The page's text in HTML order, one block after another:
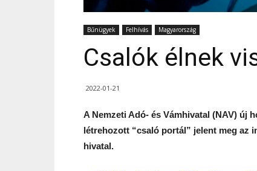
Bűnügyek Felhívás Magyarország
Csalók élnek
2022-01-21
A Nemzeti Adó- és Vámhivatal (NAV) új
létrehozott “csaló portál” jelent meg az
hivatal.